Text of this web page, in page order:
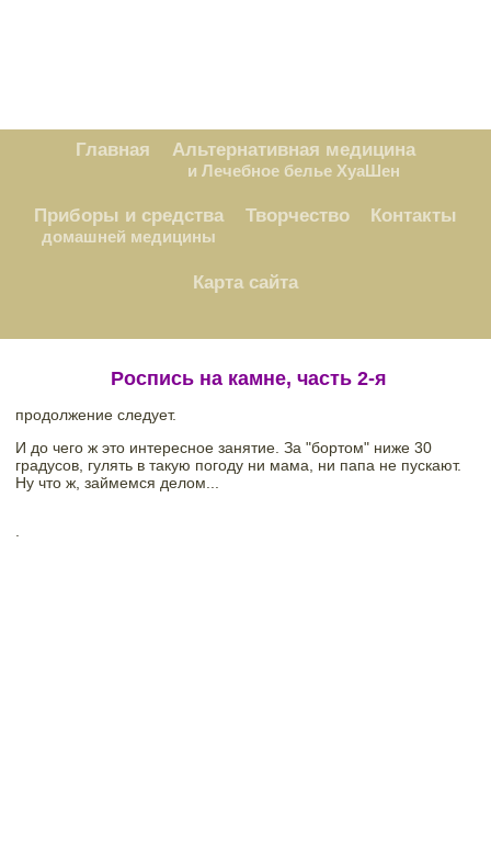
Главная Альтернативная медицина
и Лечебное белье ХуаШен
Приборы и средства
домашней медицины
Творчество Контакты
Карта сайта
Роспись на камне, часть 2-я
продолжение следует.
И до чего ж это интересное занятие. За "бортом" ниже 30
градусов, гулять в такую погоду ни мама, ни папа не пускают.
Ну что ж, займемся делом...